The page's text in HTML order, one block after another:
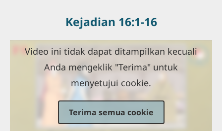
Kejadian 16:1-16
Video ini tidak dapat ditampilkan kecuali
Anda mengeklik "Terima" untuk
menyetujui cookie.
Terima semua cookie